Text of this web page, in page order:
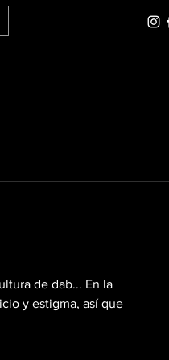
de dab... En la
y estigma, así que